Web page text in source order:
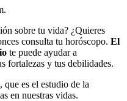
sobre tu vida? ¿Quieres
consulta tu horóscopo. El
te puede ayudar a
fortalezas y tus debilidades.
que es el estudio de la
en nuestras vidas.